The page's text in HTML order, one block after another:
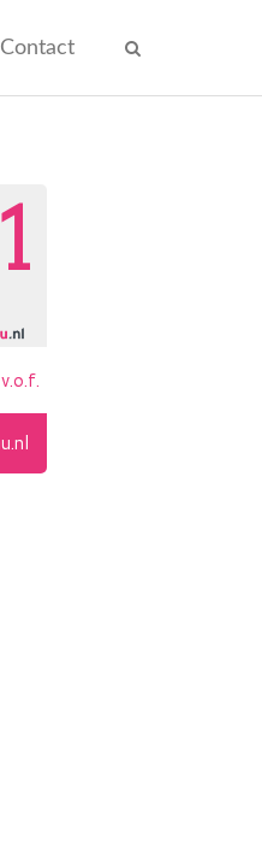
Contact